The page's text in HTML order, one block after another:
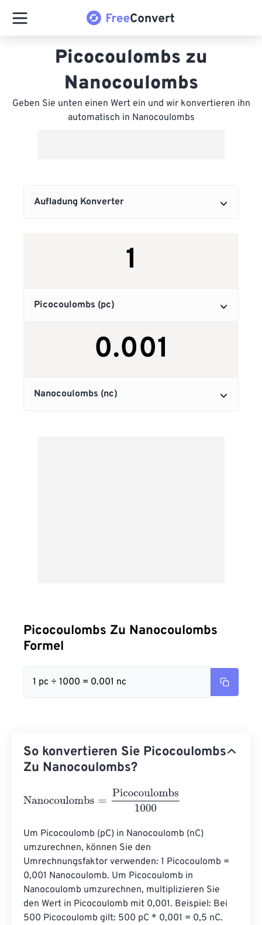
Picocoulombs zu
Nanocoulombs
Geben Sie unten einen Wert ein und wir konvertieren ihn
automatisch in Nanocoulombs
Picocoulombs Zu Nanocoulombs
Formel
1 pc ÷ 1000 = 0.001 nc
So konvertieren Sie Picocoulombs
Zu Nanocoulombs?
Nanocoulombs Picocoulombs1000
Um Picocoulomb (pC) in Nanocoulomb (nC)
umzurechnen, können Sie den
Umrechnungsfaktor verwenden: 1 Picocoulomb =
0,001 Nanocoulomb. Um Picocoulomb in
Nanocoulomb umzurechnen, multiplizieren Sie
den Wert in Picocoulomb mit 0,001. Beispiel: Bei
500 Picocoulomb gilt: 500 pC * 0,001 = 0,5 nC.